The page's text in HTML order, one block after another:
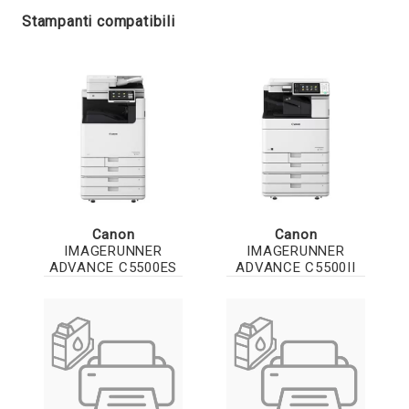
Stampanti compatibili
Canon
IMAGERUNNER
ADVANCE C5500ES
Canon
IMAGERUNNER
ADVANCE C5500II